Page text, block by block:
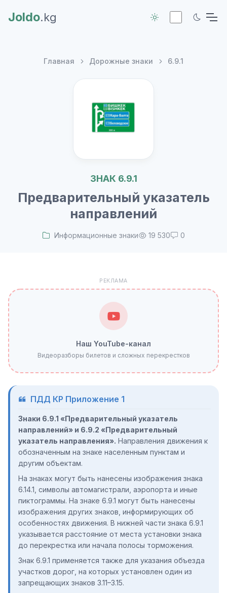
Joldo.kg
Главная Дорожные знаки 6.9.1
ЗНАК 6.9.1
Предварительный указатель
направлений
Информационные знаки 19 530 0
РЕКЛАМА
Наш YouTube-канал
Видеоразборы билетов и сложных перекрестков
ПДД КР Приложение 1
Знаки 6.9.1 «Предварительный указатель
направлений» и 6.9.2 «Предварительный
указатель направления». Направления движения к
обозначенным на знаке населенным пунктам и
другим объектам.
На знаках могут быть нанесены изображения знака
6.14.1, символы автомагистрали, аэропорта и иные
пиктограммы. На знаке 6.9.1 могут быть нанесены
изображения других знаков, информирующих об
особенностях движения. В нижней части знака 6.9.1
указывается расстояние от места установки знака
до перекрестка или начала полосы торможения.
Знак 6.9.1 применяется также для указания объезда
участков дорог, на которых установлен один из
запрещающих знаков 3.11–3.15.